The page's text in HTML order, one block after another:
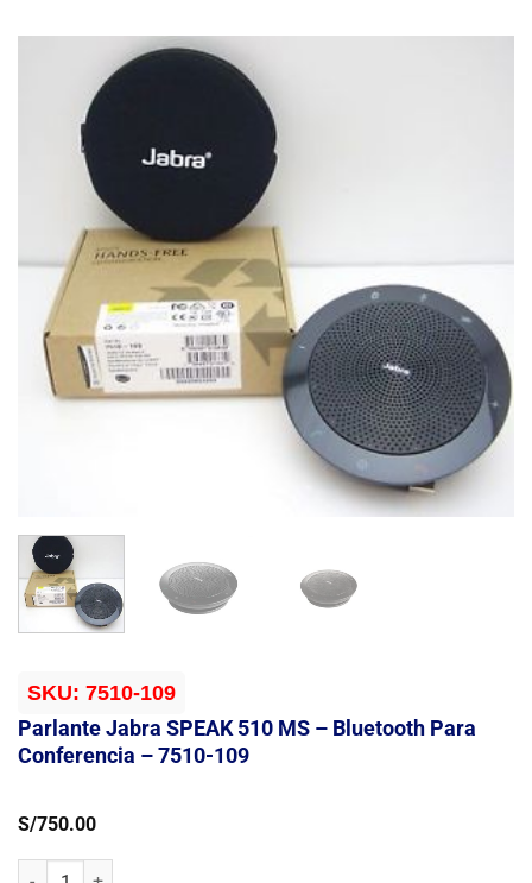
SKU: 7510-109
Parlante Jabra SPEAK 510 MS – Bluetooth Para
Conferencia – 7510-109
S/750.00
Parlante Jabra SPEAK 510 MS - Bluetooth Para Conferencia -